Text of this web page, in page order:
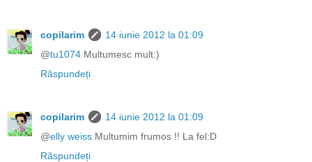
copilarim
14 iunie 2012 la 01:09
@tu1074 Multumesc mult:)
Răspundeți
copilarim
14 iunie 2012 la 01:09
@elly weiss Multumim frumos !! La fel:D
Răspundeți